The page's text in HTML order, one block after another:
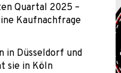
Quartal 2025 –
Kaufnachfrage
in Düsseldorf und
sie in Köln